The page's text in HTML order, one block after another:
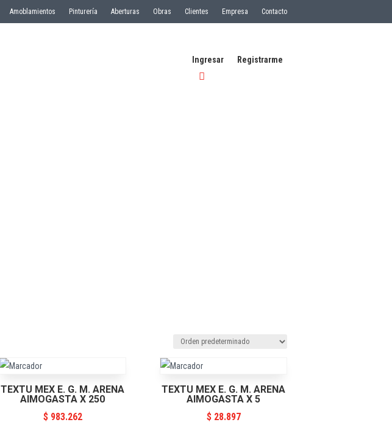
Amoblamientos Pinturería Aberturas Obras Clientes Empresa Contacto
Ingresar Registrarme
TEXTU MEX E. G. M. ARENA
AIMOGASTA X 250
$983.262
TEXTU MEX E. G. M. ARENA
AIMOGASTA X 5
$28.897